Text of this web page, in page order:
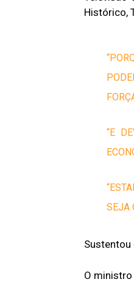
Histórico,
“E
SEJA
Sustentou
O ministro